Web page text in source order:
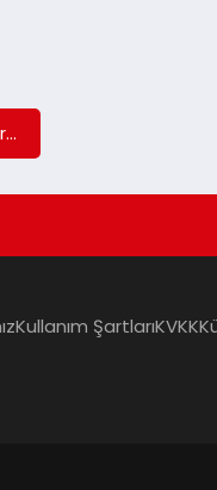
Kullanım ŞartlarıKVKK